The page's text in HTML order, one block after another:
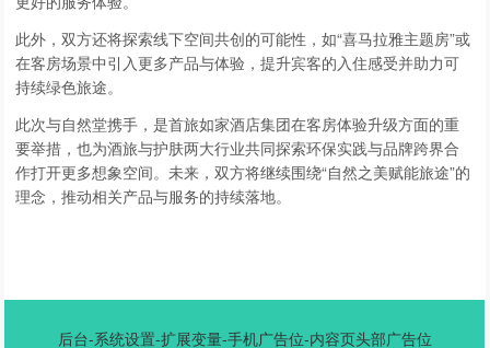
此外，双方还将探索线下空间共创的可能性，如“喜马拉雅主题房”或
在客房场景中引入更多产品与体验，提升宾客的入住感受并助力可
持续绿色旅途。
此次与自然堂携手，是首旅如家酒店集团在客房体验升级方面的重
要举措，也为酒旅与护肤两大行业共同探索环保实践与品牌跨界合
作打开更多想象空间。未来，双方将继续围绕“自然之美赋能旅途”的
理念，推动相关产品与服务的持续落地。
后台-系统设置-扩展变量-手机广告位-内容页头部广告位